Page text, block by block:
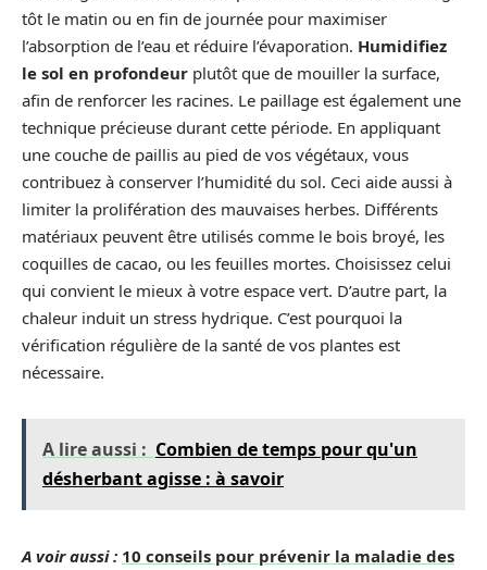
tôt le matin ou en fin de journée pour maximiser
l’absorption de l’eau et réduire l’évaporation. Humidifiez
le sol en profondeur plutôt que de mouiller la surface,
afin de renforcer les racines. Le paillage est également une
technique précieuse durant cette période. En appliquant
une couche de paillis au pied de vos végétaux, vous
contribuez à conserver l’humidité du sol. Ceci aide aussi à
limiter la prolifération des mauvaises herbes. Différents
matériaux peuvent être utilisés comme le bois broyé, les
coquilles de cacao, ou les feuilles mortes. Choisissez celui
qui convient le mieux à votre espace vert. D’autre part, la
chaleur induit un stress hydrique. C’est pourquoi la
vérification régulière de la santé de vos plantes est
nécessaire.
A lire aussi : Combien de temps pour qu'un
désherbant agisse : à savoir
A voir aussi : 10 conseils pour prévenir la maladie des